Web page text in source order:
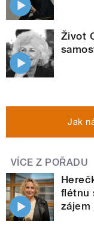
Život
Jak
VÍCE Z POŘADU
flétnu
zájem